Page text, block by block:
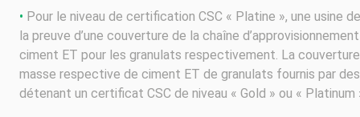
• Pour le niveau de certification CSC « Platine », une usine
la preuve d’une couverture de la chaîne
ciment ET pour les granulats respectivement. La
masse respective de ciment ET de granulats fournis par
détenant un certificat CSC de niveau « Gold » ou « Platinum